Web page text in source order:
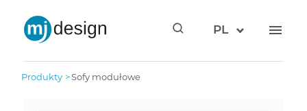
PL
produkty sofy modułowe